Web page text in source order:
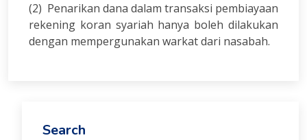
(2) Penarikan dana dalam transaksi pembiayaan
rekening koran syariah hanya boleh dilakukan
dengan mempergunakan warkat dari nasabah.
Search